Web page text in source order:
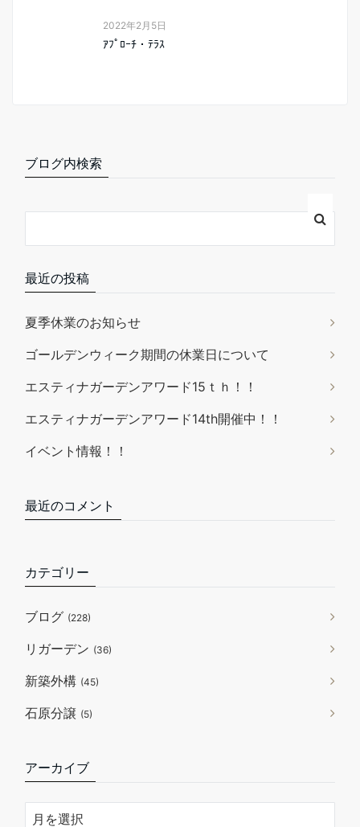
2022年2月5日
ｱﾌﾟﾛｰﾁ・ﾃﾗｽ
ブログ内検索
最近の投稿
夏季休業のお知らせ
ゴールデンウィーク期間の休業日について
エスティナガーデンアワード15ｔｈ！！
エスティナガーデンアワード14th開催中！！
イベント情報！！
最近のコメント
カテゴリー
ブログ (228)
リガーデン (36)
新築外構 (45)
石原分譲 (5)
アーカイブ